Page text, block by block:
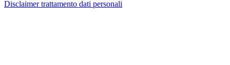
Disclaimer trattamento dati personali